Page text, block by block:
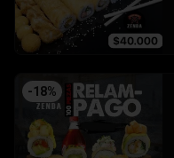
-18%